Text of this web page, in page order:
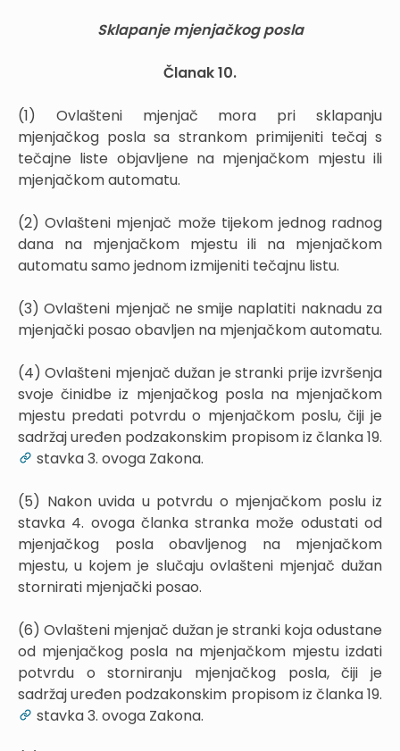
Sklapanje mjenjačkog posla
Članak 10.
(1) Ovlašteni mjenjač mora pri sklapanju
mjenjačkog posla sa strankom primijeniti tečaj s
tečajne liste objavljene na mjenjačkom mjestu ili
mjenjačkom automatu.
(2) Ovlašteni mjenjač može tijekom jednog radnog
dana na mjenjačkom mjestu ili na mjenjačkom
automatu samo jednom izmijeniti tečajnu listu.
(3) Ovlašteni mjenjač ne smije naplatiti naknadu za
mjenjački posao obavljen na mjenjačkom automatu.
(4) Ovlašteni mjenjač dužan je stranki prije izvršenja
svoje činidbe iz mjenjačkog posla na mjenjačkom
mjestu predati potvrdu o mjenjačkom poslu, čiji je
sadržaj uređen podzakonskim propisom iz članka 19.
stavka 3. ovoga Zakona.
(5) Nakon uvida u potvrdu o mjenjačkom poslu iz
stavka 4. ovoga članka stranka može odustati od
mjenjačkog posla obavljenog na mjenjačkom
mjestu, u kojem je slučaju ovlašteni mjenjač dužan
stornirati mjenjački posao.
(6) Ovlašteni mjenjač dužan je stranki koja odustane
od mjenjačkog posla na mjenjačkom mjestu izdati
potvrdu o storniranju mjenjačkog posla, čiji je
sadržaj uređen podzakonskim propisom iz članka 19.
stavka 3. ovoga Zakona.